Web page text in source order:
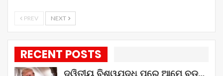
PREV NEXT
RECENT POSTS